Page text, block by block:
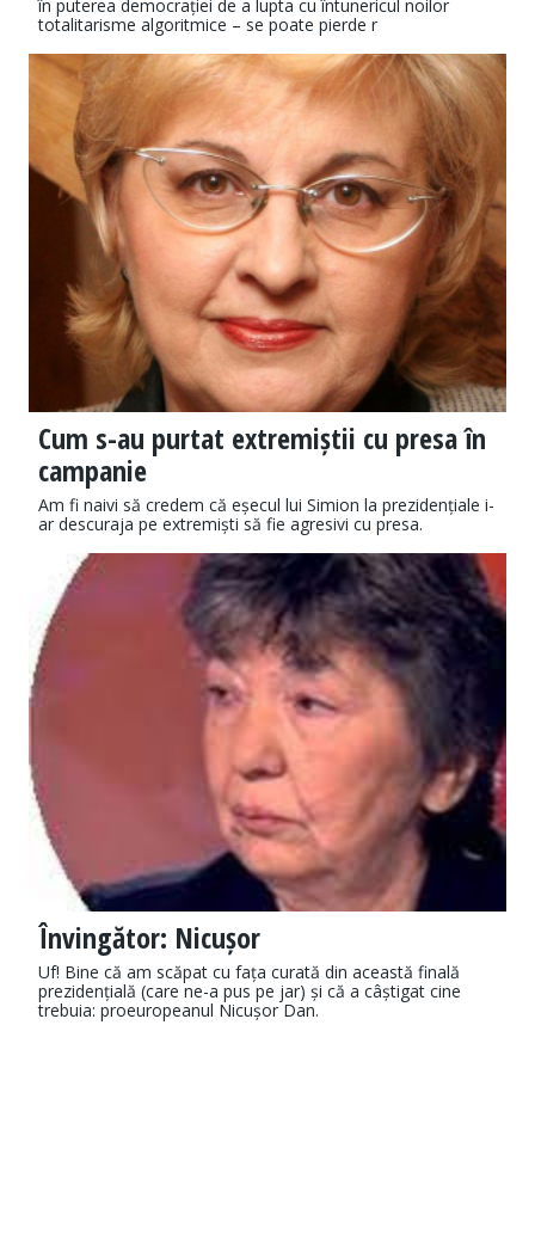
în puterea democrației de a lupta cu întunericul noilor
totalitarisme algoritmice – se poate pierde r
Cum s-au purtat extremiștii cu presa în
campanie
Am fi naivi să credem că eșecul lui Simion la prezidențiale i-
ar descuraja pe extremiști să fie agresivi cu presa.
Învingător: Nicușor
Uf! Bine că am scăpat cu fața curată din această finală
prezidențială (care ne-a pus pe jar) și că a câștigat cine
trebuia: proeuropeanul Nicușor Dan.